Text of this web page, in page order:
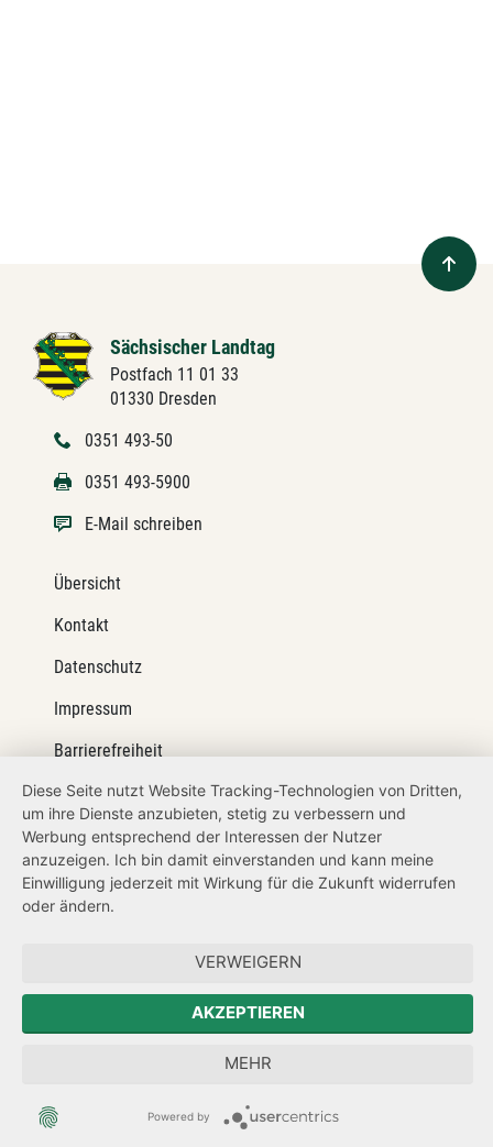
Sächsischer Landtag
Postfach 11 01 33
01330 Dresden
0351 493-50
0351 493-5900
E-Mail schreiben
Übersicht
Kontakt
Datenschutz
Impressum
Barrierefreiheit
Netiquette
Transparenzanspruch
Hinweisgeberschutz
Sächsische Landesbeauftragte zur Aufarbeitung der SED-
Diese Seite nutzt Website Tracking-Technologien von Dritten,
um ihre Dienste anzubieten, stetig zu verbessern und
Werbung entsprechend der Interessen der Nutzer
anzuzeigen. Ich bin damit einverstanden und kann meine
Einwilligung jederzeit mit Wirkung für die Zukunft widerrufen
oder ändern.
VERWEIGERN
AKZEPTIEREN
MEHR
Powered by